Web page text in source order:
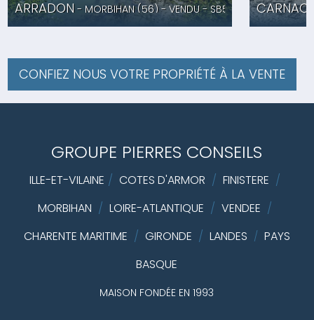
ARRADON - MORBIHAN (56) -VENDU- SB5181 CARNAC
CONFIEZ NOUS VOTRE PROPRIÉTÉ À LA VENTE
GROUPE PIERRES CONSEILS
ILLE-ET-VILAINE / COTES D'ARMOR / FINISTERE /
MORBIHAN / LOIRE-ATLANTIQUE / VENDEE /
CHARENTE MARITIME / GIRONDE / LANDES / PAYS
BASQUE
MAISON FONDÉE EN 1993